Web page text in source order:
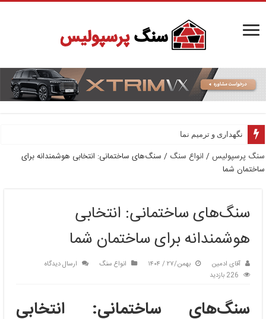
نگهداری و ترمیم نما
سنگ پرسپولیس/ انواع سنگ / سنگ‌های ساختمانی: انتخابی هوشمندانه برای
ساختمان شما
سنگ‌های ساختمانی: انتخابی
هوشمندانه برای ساختمان شما
آقای ادمین بهمن/۲۷ / ۱۴۰۴ انواع سنگ
ارسال دیدگاه
226 بازدید
سنگ‌های ساختمانی: انتخابی